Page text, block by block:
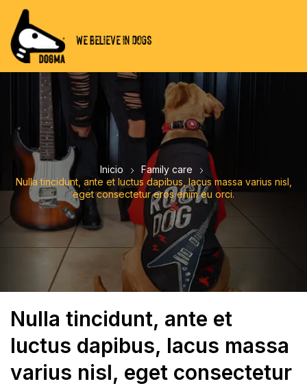
WE BELIEVE IN DOGS
Inicio
Family care
Nulla tincidunt, ante et luctus dapibus, lacus massa varius nisl,
eget consectetur eros enim eu orci.
Nulla tincidunt, ante et
luctus dapibus, lacus massa
varius nisl, eget consectetur